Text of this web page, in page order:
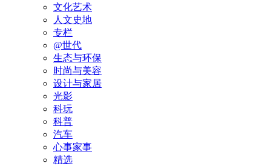
文化艺术
人文史地
专栏
@世代
生态与环保
时尚与美容
设计与家居
光影
科玩
科普
汽车
心事家事
精选